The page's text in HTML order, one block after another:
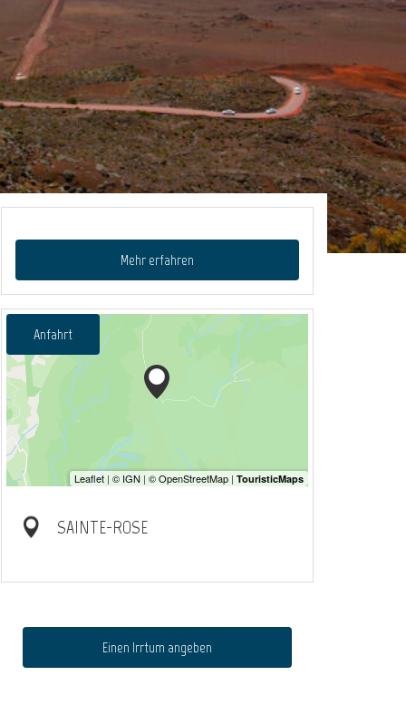
Mehr erfahren
Anfahrt
SAINTE-ROSE
Einen Irrtum angeben